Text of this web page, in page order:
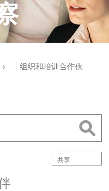
›
组织和培训合作伙
共享